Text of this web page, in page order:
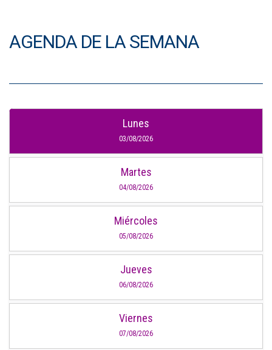
AGENDA DE LA SEMANA
Lunes
03/08/2026
Martes
04/08/2026
Miércoles
05/08/2026
Jueves
06/08/2026
Viernes
07/08/2026